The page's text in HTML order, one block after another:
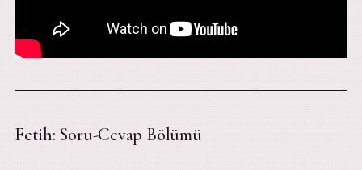
Table of Contents
Fetih: Soru-Cevap Bölümü